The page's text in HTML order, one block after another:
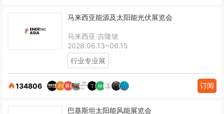
马来西亚能源及太阳能光伏展览会
马来西亚·吉隆坡
2028.06.13~06.15
行业专业展
134806 订阅
巴基斯坦太阳能风能展览会